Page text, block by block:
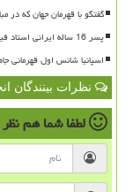
گفتگو با قهرمان جهان که در
پسر 16 ساله ایرانی استاد فیده شد
اسپانیا شانس اول قهرمانی جام
نظرات بینندگان
لطفا شما هم